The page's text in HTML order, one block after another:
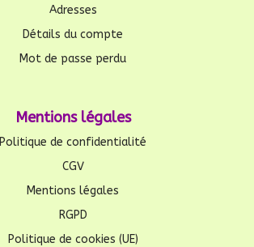
Adresses
Détails du compte
Mot de passe perdu
Mentions légales
Politique de confidentialité
CGV
Mentions légales
RGPD
Politique de cookies (UE)